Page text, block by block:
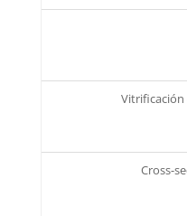
Vitrificación
Cross-